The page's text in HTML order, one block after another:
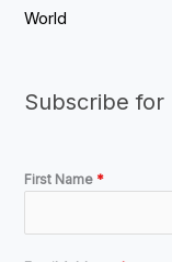
World
Subscribe
First Name *